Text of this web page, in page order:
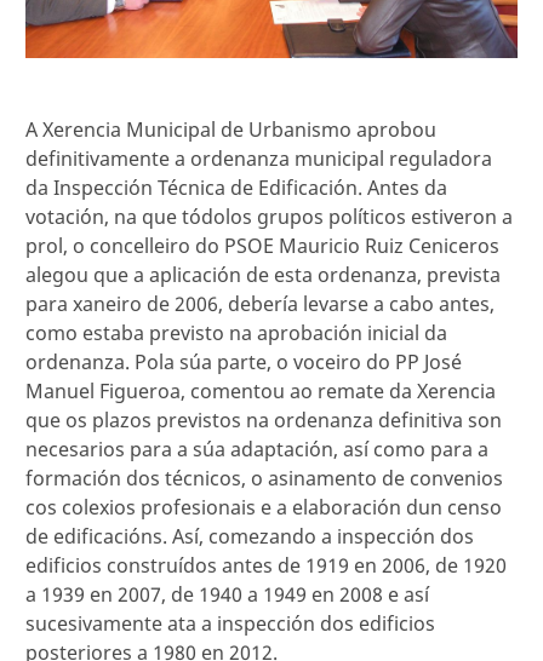
A Xerencia Municipal de Urbanismo aprobou
definitivamente a ordenanza municipal reguladora
da Inspección Técnica de Edificación. Antes da
votación, na que tódolos grupos políticos estiveron a
prol, o concelleiro do PSOE Mauricio Ruiz Ceniceros
alegou que a aplicación de esta ordenanza, prevista
para xaneiro de 2006, debería levarse a cabo antes,
como estaba previsto na aprobación inicial da
ordenanza. Pola súa parte, o voceiro do PP José
Manuel Figueroa, comentou ao remate da Xerencia
que os plazos previstos na ordenanza definitiva son
necesarios para a súa adaptación, así como para a
formación dos técnicos, o asinamento de convenios
cos colexios profesionais e a elaboración dun censo
de edificacións. Así, comezando a inspección dos
edificios construídos antes de 1919 en 2006, de 1920
a 1939 en 2007, de 1940 a 1949 en 2008 e así
sucesivamente ata a inspección dos edificios
posteriores a 1980 en 2012.